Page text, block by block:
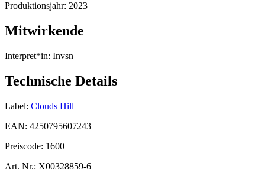
Produktionsjahr: 2023
Mitwirkende
Interpret*in: Invsn
Technische Details
Label: Clouds Hill
EAN: 4250795607243
Preiscode: 1600
Art. Nr.: X00328859-6